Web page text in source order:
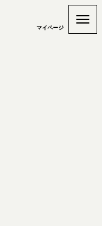
マイページ